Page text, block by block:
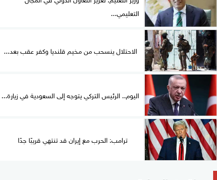
التعليمي...
الاحتلال ينسحب من مخيم قلنديا وكفر عقب بعد...
اليوم.. الرئيس التركي يتوجه إلى السعودية في زيارة...
ترامب: الحرب مع إيران قد تنتهي قريبًا جدًا